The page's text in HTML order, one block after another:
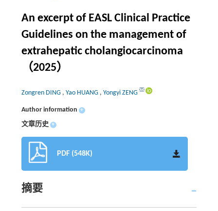
An excerpt of EASL Clinical Practice
Guidelines on the management of
extrahepatic cholangiocarcinoma
（2025）
Zongren DING , Yao HUANG , Yongyi ZENG
Author information +
文章历史 +
PDF (548K)
摘要